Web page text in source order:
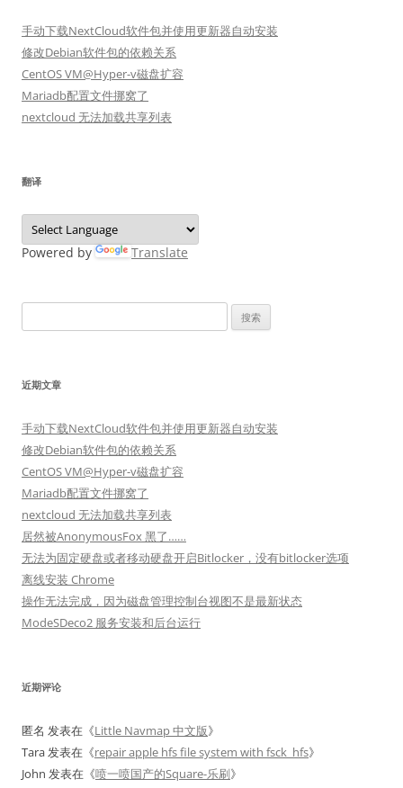
手动下载NextCloud软件包并使用更新器自动安装
修改Debian软件包的依赖关系
CentOS VM@Hyper-v磁盘扩容
Mariadb配置文件挪窝了
nextcloud 无法加载共享列表
翻译
Powered by Translate
索：
近期文章
手动下载NextCloud软件包并使用更新器自动安装
修改Debian软件包的依赖关系
CentOS VM@Hyper-v磁盘扩容
Mariadb配置文件挪窝了
nextcloud 无法加载共享列表
居然被AnonymousFox 黑了……
无法为固定硬盘或者移动硬盘开启Bitlocker，没有bitlocker选项
离线安装 Chrome
操作无法完成，因为磁盘管理控制台视图不是最新状态
ModeSDeco2 服务安装和后台运行
近期评论
匿名 发表在《Little Navmap 中文版》
Tara发表在《repair apple hfs file system with fsck_hfs》
John 发表在《喷一喷国产的Square-乐刷》